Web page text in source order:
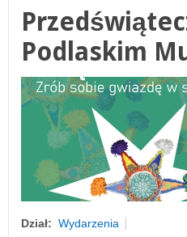
Podlaskim
Dział: Wydarzenia